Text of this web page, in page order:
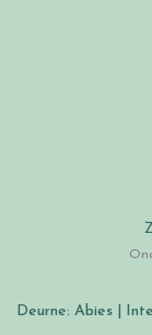
Deurne: Abies |